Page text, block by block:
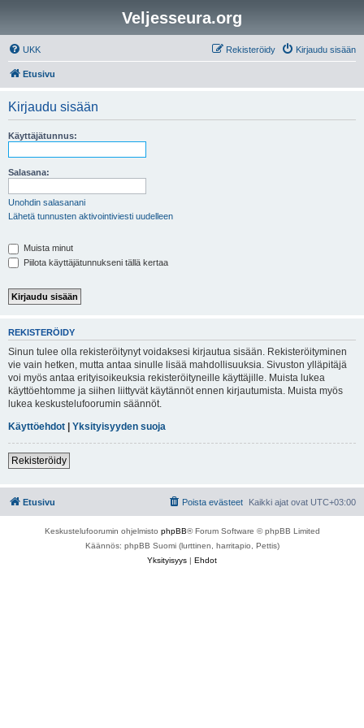
Veljesseura.org
UKK Kirjaudu sisään
Rekisteröidy
Etusivu
Kirjaudu sisään
Käyttäjätunnus:
Salasana:
Unohdin salasanani
Lähetä tunnusten aktivointiviesti uudelleen
Muista minut
Piilota käyttäjätunnukseni tällä kertaa
REKISTERÖIDY
Sinun tulee olla rekisteröitynyt voidaksesi kirjautua sisään. Rekisteröityminen
vie vain hetken, mutta antaa sinulle lisää mahdollisuuksia. Sivuston ylläpitäjä
voi myös antaa erityisoikeuksia rekisteröityneille käyttäjille. Muista lukea
käyttöehtomme ja siihen liittyvät käytännöt ennen kirjautumista. Muista myös
lukea keskustelufoorumin säännöt.
Käyttöehdot | Yksityisyyden suoja
Rekisteröidy
Etusivu Kaikki ajat ovat UTC+03:00
Poista evästeet
Keskustelufoorumin ohjelmisto phpBB® Forum Software © phpBB Limited
Käännös: phpBB Suomi (lurttinen, harritapio, Pettis)
Yksityisyys | Ehdot